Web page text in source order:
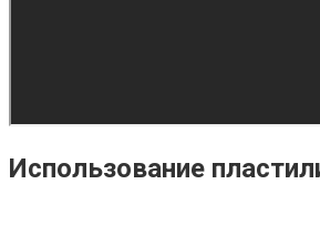
Использование